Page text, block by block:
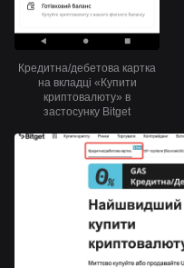
Кредитна/дебетова картка
на вкладці «Купити
криптовалюту» в
застосунку Bitget